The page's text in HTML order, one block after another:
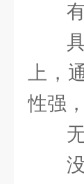
上，
性强